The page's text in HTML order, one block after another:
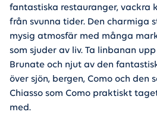
fantastiska restauranger, vackra
från svunna tider. Den charmiga
mysig atmosfär med många
som sjuder av liv. Ta linbanan
Brunate och njut av den
över sjön, bergen, Como och den
Chiasso som Como praktiskt
med.